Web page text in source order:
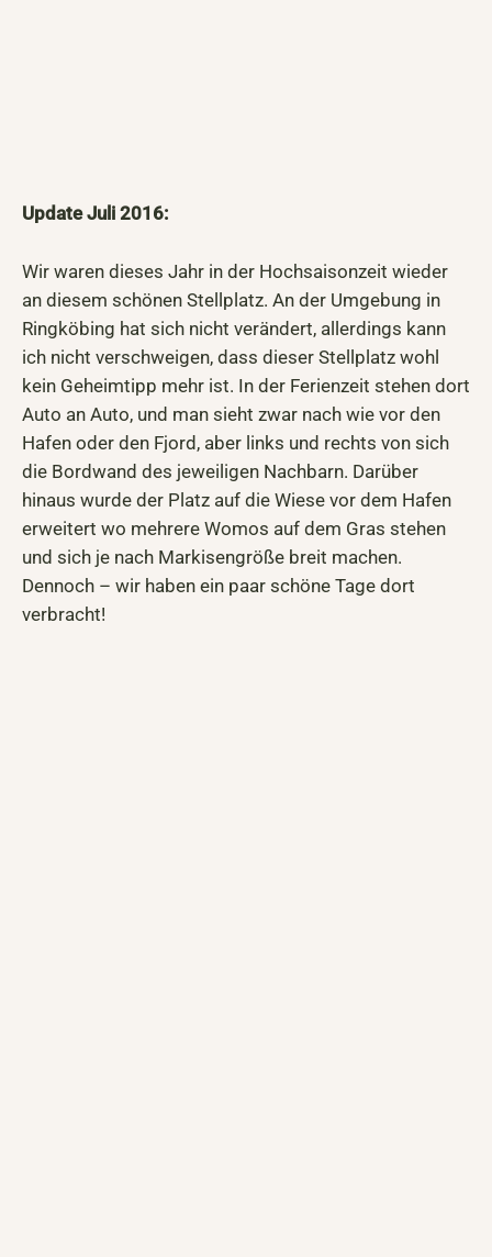
Update Juli 2016:
Wir waren dieses Jahr in der Hochsaisonzeit wieder
an diesem schönen Stellplatz. An der Umgebung in
Ringköbing hat sich nicht verändert, allerdings kann
ich nicht verschweigen, dass dieser Stellplatz wohl
kein Geheimtipp mehr ist. In der Ferienzeit stehen dort
Auto an Auto, und man sieht zwar nach wie vor den
Hafen oder den Fjord, aber links und rechts von sich
die Bordwand des jeweiligen Nachbarn. Darüber
hinaus wurde der Platz auf die Wiese vor dem Hafen
erweitert wo mehrere Womos auf dem Gras stehen
und sich je nach Markisengröße breit machen.
Dennoch – wir haben ein paar schöne Tage dort
verbracht!